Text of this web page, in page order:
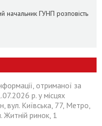
ГУНП розповість
отриманої за
р. у місцях
Київська, 77, Метро,
Житній ринок, 1